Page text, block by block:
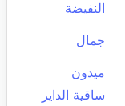
النفيضة
جمال
ميدون
ساقية الداير